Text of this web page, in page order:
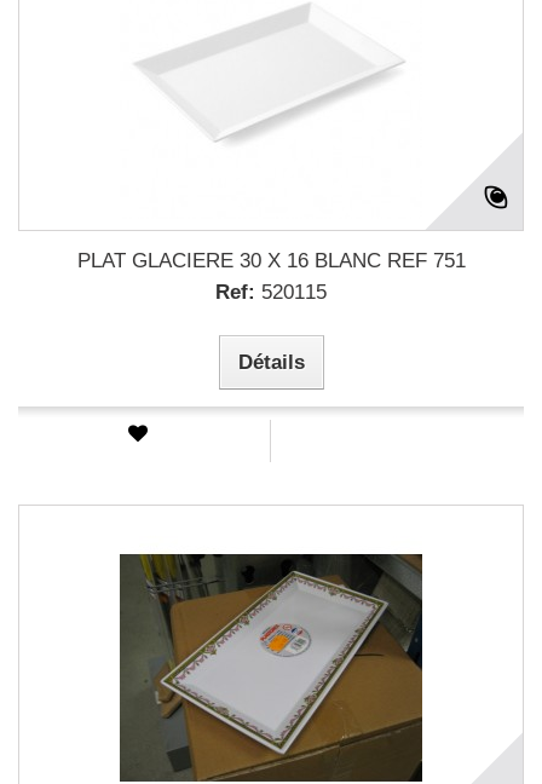
PLAT GLACIERE 30 X 16 BLANC REF 751
Ref: 520115
Détails